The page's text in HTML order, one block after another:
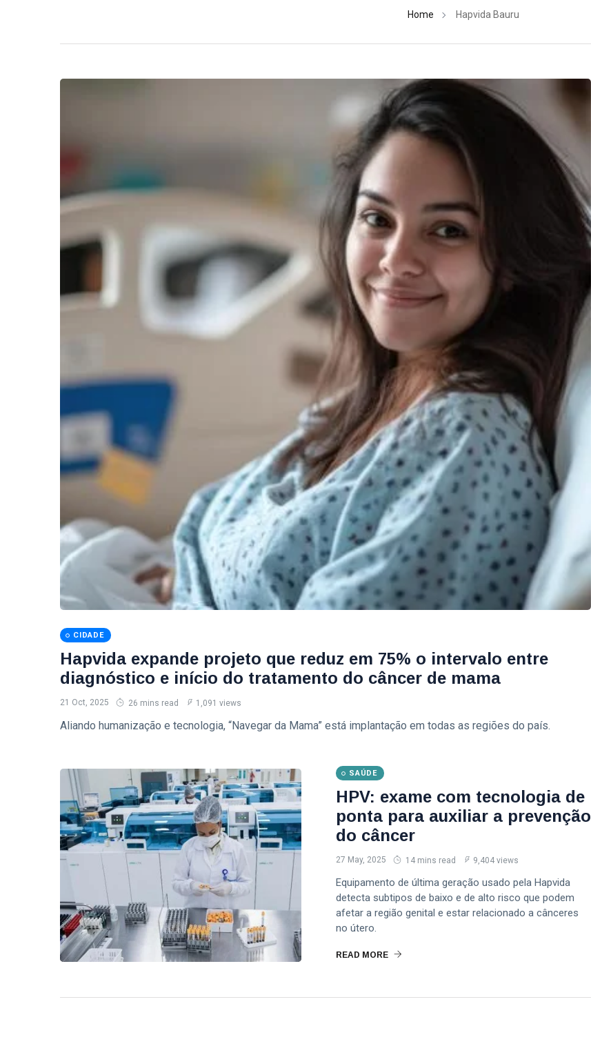
Home Hapvida Bauru
CIDADE
Hapvida expande projeto que reduz em 75% o intervalo entre
diagnóstico e início do tratamento do câncer de mama
21 Oct, 2025 26 mins read 1,091 views
Aliando humanização e tecnologia, “Navegar da Mama” está implantação em todas as regiões do país.
SAÚDE
HPV: exame com tecnologia de
ponta para auxiliar a prevenção
do câncer
27 May, 2025 14 mins read 9,404 views
Equipamento de última geração usado pela Hapvida
detecta subtipos de baixo e de alto risco que podem
afetar a região genital e estar relacionado a cânceres
no útero.
READ MORE